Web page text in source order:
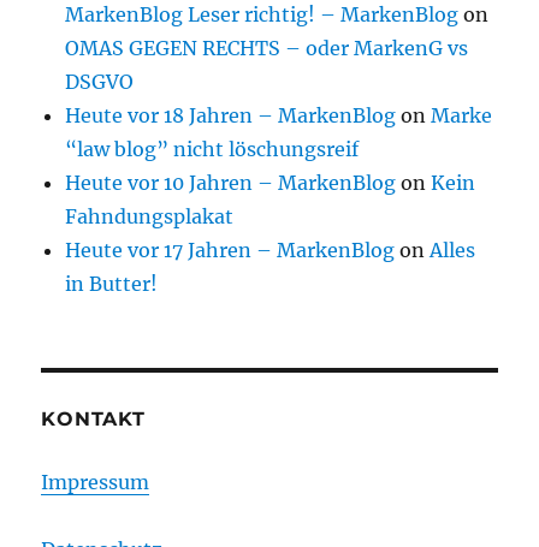
MarkenBlog Leser richtig! – MarkenBlog on
OMAS GEGEN RECHTS – oder MarkenG vs
DSGVO
Heute vor 18 Jahren – MarkenBlog onMarke
“law blog” nicht löschungsreif
Heute vor 10 Jahren – MarkenBlog onKein
Fahndungsplakat
Heute vor 17 Jahren – MarkenBlog onAlles
in Butter!
KONTAKT
Impressum